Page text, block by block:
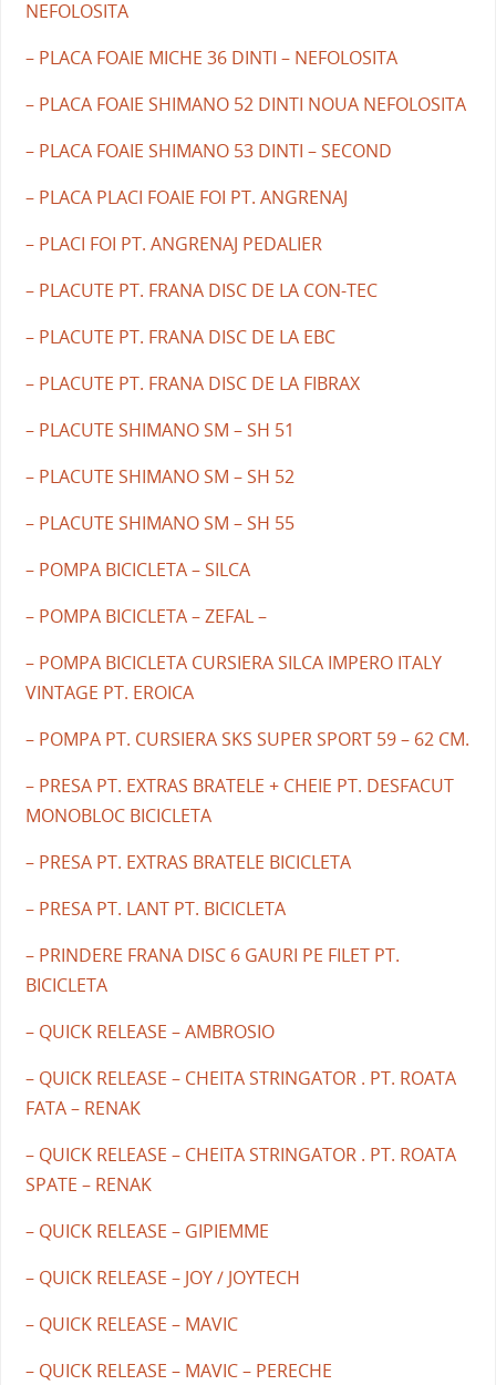
NEFOLOSITA
– PLACA FOAIE MICHE 36 DINTI – NEFOLOSITA
– PLACA FOAIE SHIMANO 52 DINTI NOUA NEFOLOSITA
– PLACA FOAIE SHIMANO 53 DINTI – SECOND
– PLACA PLACI FOAIE FOI PT. ANGRENAJ
– PLACI FOI PT. ANGRENAJ PEDALIER
– PLACUTE PT. FRANA DISC DE LA CON-TEC
– PLACUTE PT. FRANA DISC DE LA EBC
– PLACUTE PT. FRANA DISC DE LA FIBRAX
– PLACUTE SHIMANO SM – SH 51
– PLACUTE SHIMANO SM – SH 52
– PLACUTE SHIMANO SM – SH 55
– POMPA BICICLETA – SILCA
– POMPA BICICLETA – ZEFAL –
– POMPA BICICLETA CURSIERA SILCA IMPERO ITALY
VINTAGE PT. EROICA
– POMPA PT. CURSIERA SKS SUPER SPORT 59 – 62 CM.
– PRESA PT. EXTRAS BRATELE + CHEIE PT. DESFACUT
MONOBLOC BICICLETA
– PRESA PT. EXTRAS BRATELE BICICLETA
– PRESA PT. LANT PT. BICICLETA
– PRINDERE FRANA DISC 6 GAURI PE FILET PT.
BICICLETA
– QUICK RELEASE – AMBROSIO
– QUICK RELEASE – CHEITA STRINGATOR . PT. ROATA
FATA – RENAK
– QUICK RELEASE – CHEITA STRINGATOR . PT. ROATA
SPATE – RENAK
– QUICK RELEASE – GIPIEMME
– QUICK RELEASE – JOY / JOYTECH
– QUICK RELEASE – MAVIC
– QUICK RELEASE – MAVIC – PERECHE